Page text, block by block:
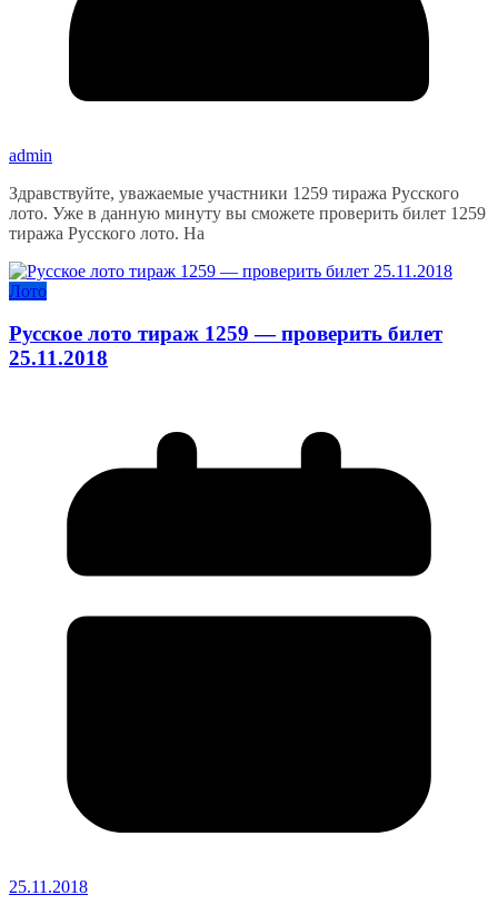
admin
Здравствуйте, уважаемые участники 1259 тиража Русского
лото. Уже в данную минуту вы сможете проверить билет 1259
тиража Русского лото. На
Лото
Русское лото тираж 1259 — проверить билет
25.11.2018
25.11.2018